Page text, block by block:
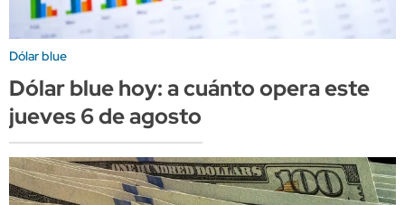
Dólar blue
Dólar blue hoy: a cuánto opera este
jueves 6 de agosto